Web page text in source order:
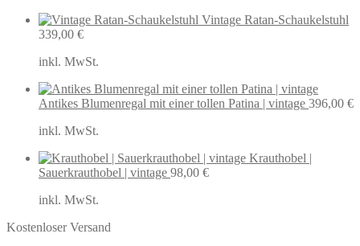
Vintage Ratan-Schaukelstuhl
339,00 €
inkl. MwSt.
Antikes Blumenregal mit einer tollen Patina | vintage 396,00 €
inkl. MwSt.
Krauthobel |
Sauerkrauthobel | vintage 98,00 €
inkl. MwSt.
Kostenloser Versand